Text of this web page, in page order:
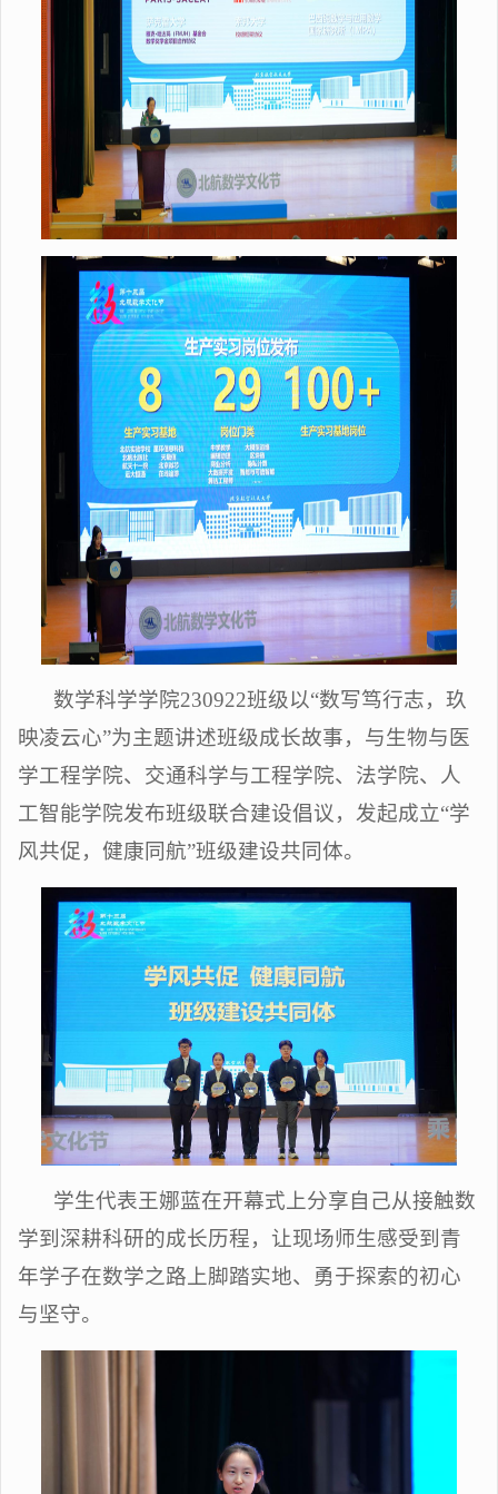
数学科学学院230922班级以“数写笃行志，玖
映凌云心”为主题讲述班级成长故事，与生物与医
学工程学院、交通科学与工程学院、法学院、人
工智能学院发布班级联合建设倡议，发起成立“学
风共促，健康同航”班级建设共同体。
学生代表王娜蓝在开幕式上分享自己从接触数
学到深耕科研的成长历程，让现场师生感受到青
年学子在数学之路上脚踏实地、勇于探索的初心
与坚守。